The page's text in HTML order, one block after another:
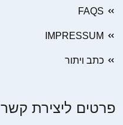
FAQS
IMPRESSUM
כתב ויתור
פרטים ליצירת קשר